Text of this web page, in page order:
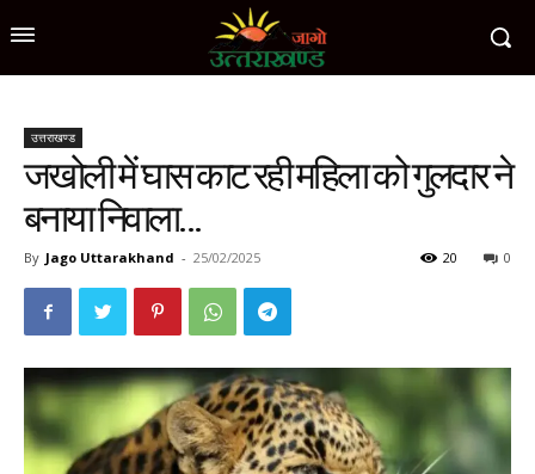
उत्तराखण्ड
जखोली में घास काट रही महिला को गुलदार ने
बनाया निवाला…
By Jago Uttarakhand - 25/02/2025 0
20